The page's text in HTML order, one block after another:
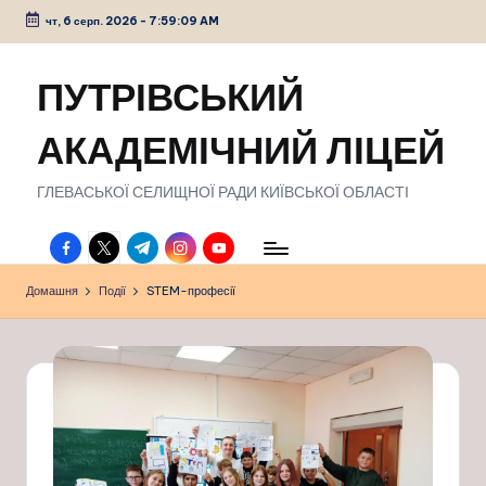
Перейти
чт, 6 серп. 2026 - 7:59:10 AM
ПУТРІВСЬКИЙ
АКАДЕМІЧНИЙ ЛІЦЕЙ
ГЛЕВАСЬКОЇ СЕЛИЩНОЇ РАДИ КИЇВСЬКОЇ ОБЛАСТІ
facebook.com
twitter.com
t.me instagram.com
youtube.com
Домашня Події STEM-професії